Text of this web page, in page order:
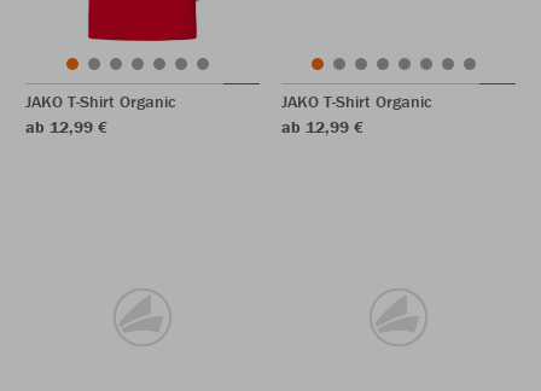
JAKO T-Shirt Organic
ab 12,99 €
JAKO T-Shirt Organic
ab 12,99 €